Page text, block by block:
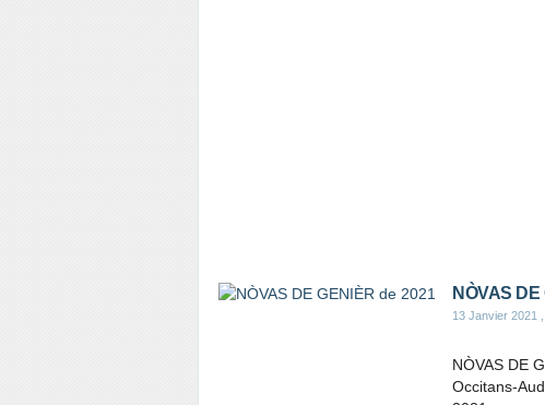
NÒVAS
13 Janvier 2021
NÒVAS DE
Occitans-